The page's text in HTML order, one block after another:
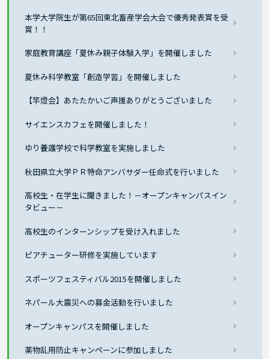
本学大学院生が第65回東北畜産学会大会で優秀発表賞を受
賞！！
家庭教育講座「夏休み親子体験入学」を開催しました
夏休み科学教室「創造学習」を開催しました
【竿燈会】あたたかいご声援ありがとうございました
サイエンスカフェを開催しました！
ゆり養護学校で科学教室を実施しました
秋田県立大学ＰＲ特命アンバサダー任命式を行いました
高校生・在学生に聞きました！－オープンキャンパスイン
タビュー－
高校生のインターンシップを受け入れました
ピアチューター研修を実施しています
スポーツフェスティバル2015を開催しました
ネパール大震災への募金活動を行いました
オープンキャンパスを開催しました
薬物乱用防止キャンペーンに参加しました